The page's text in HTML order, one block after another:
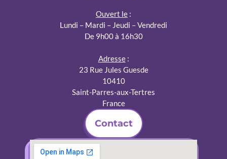
Ouvert le :
Lundi – Mardi – Jeudi – Vendredi
De 9h00 à 16h30
Adresse:
23 Rue Jules Guesde
10410
Saint-Parres-aux-Tertres
France
Contact